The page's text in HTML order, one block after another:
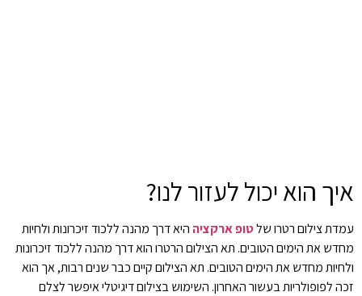
איך הוא יכול לעזור לנו?
עמדת צילום רטרו שלטופ ארקציה היא דרך מהנה ללכוד זיכרונות ולחיות
מחדש את הימים הטובים. תא הצילום הרטרו הוא דרך מהנה ללכוד זיכרונות
ולחיות מחדש את הימים הטובים. תא הצילום קיים כבר שנים רבות, אך הוא
זכה לפופולריות בעשור האחרון. השימוש בצילום דיגיטלי איפשר לצלם